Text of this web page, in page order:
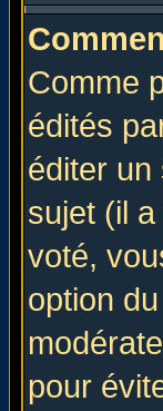
Comme
édités
éditer un
sujet (il
voté,
option
pour